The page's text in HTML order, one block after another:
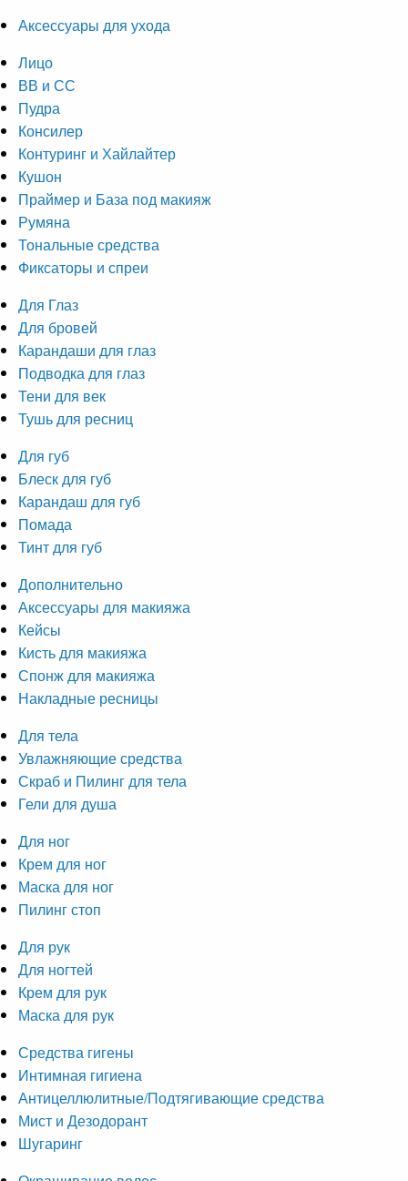
Аксессуары для ухода
Лицо
ВВ и СС
Пудра
Консилер
Контуринг и Хайлайтер
Кушон
Праймер и База под макияж
Румяна
Тональные средства
Фиксаторы и спреи
Для Глаз
Для бровей
Карандаши для глаз
Подводка для глаз
Тени для век
Тушь для ресниц
Для губ
Блеск для губ
Карандаш для губ
Помада
Тинт для губ
Дополнительно
Аксессуары для макияжа
Кейсы
Кисть для макияжа
Спонж для макияжа
Накладные ресницы
Для тела
Увлажняющие средства
Скраб и Пилинг для тела
Гели для душа
Для ног
Крем для ног
Маска для ног
Пилинг стоп
Для рук
Для ногтей
Крем для рук
Маска для рук
Средства гигены
Интимная гигиена
Антицеллюлитные/Подтягивающие средства
Мист и Дезодорант
Шугаринг